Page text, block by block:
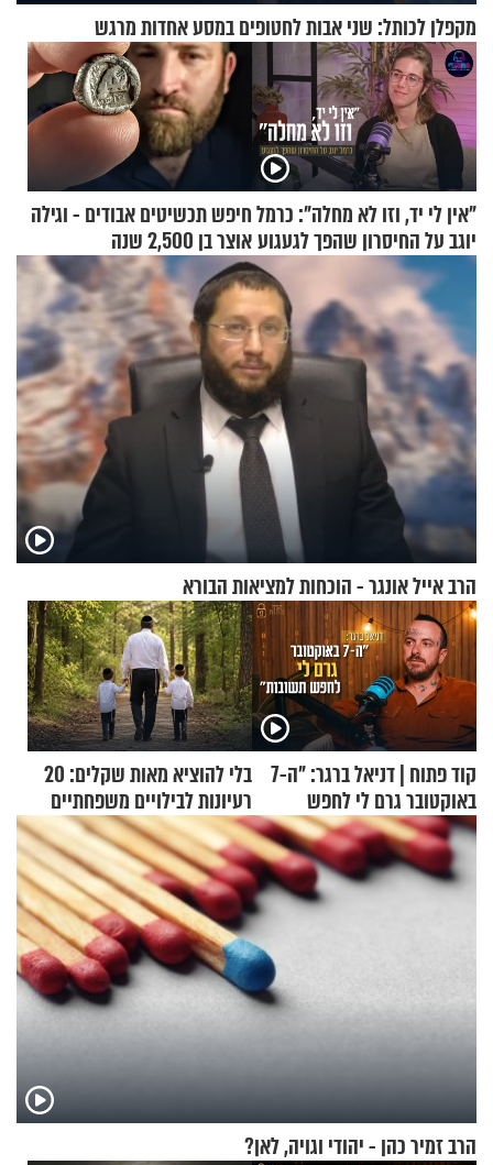
מקפלן לכותל: שני אבות לחטופים במסע אחדות מרגש
"אין לי יד, וזו לא מחלה": כרמל
יוגב על החיסרון שהפך לגעגוע
חיפש תכשיטים אבודים - וגילה
אוצר בן 2,500 שנה
הרב אייל אונגר - הוכחות למציאות הבורא
קוד פתוח | דניאל ברגר: "ה-7
באוקטובר גרם לי לחפש
תשובות"
בלי להוציא מאות שקלים: 20
רעיונות לבילויים משפחתיים
כמעט בחינם
הרב זמיר כהן - יהודי וגויה, לאן?